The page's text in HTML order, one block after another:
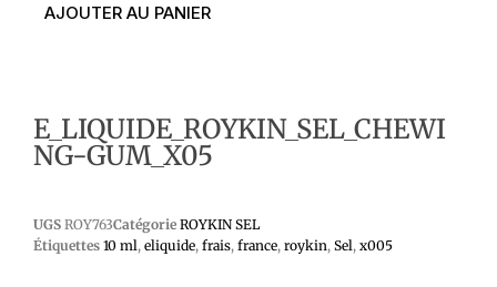
AJOUTER AU PANIER
E_LIQUIDE_ROYKIN_SEL_CHEWI
NG-GUM_X05
UGS ROY763Catégorie ROYKIN SEL
Étiquettes 10 ml, eliquide, frais, france, roykin, Sel, x005